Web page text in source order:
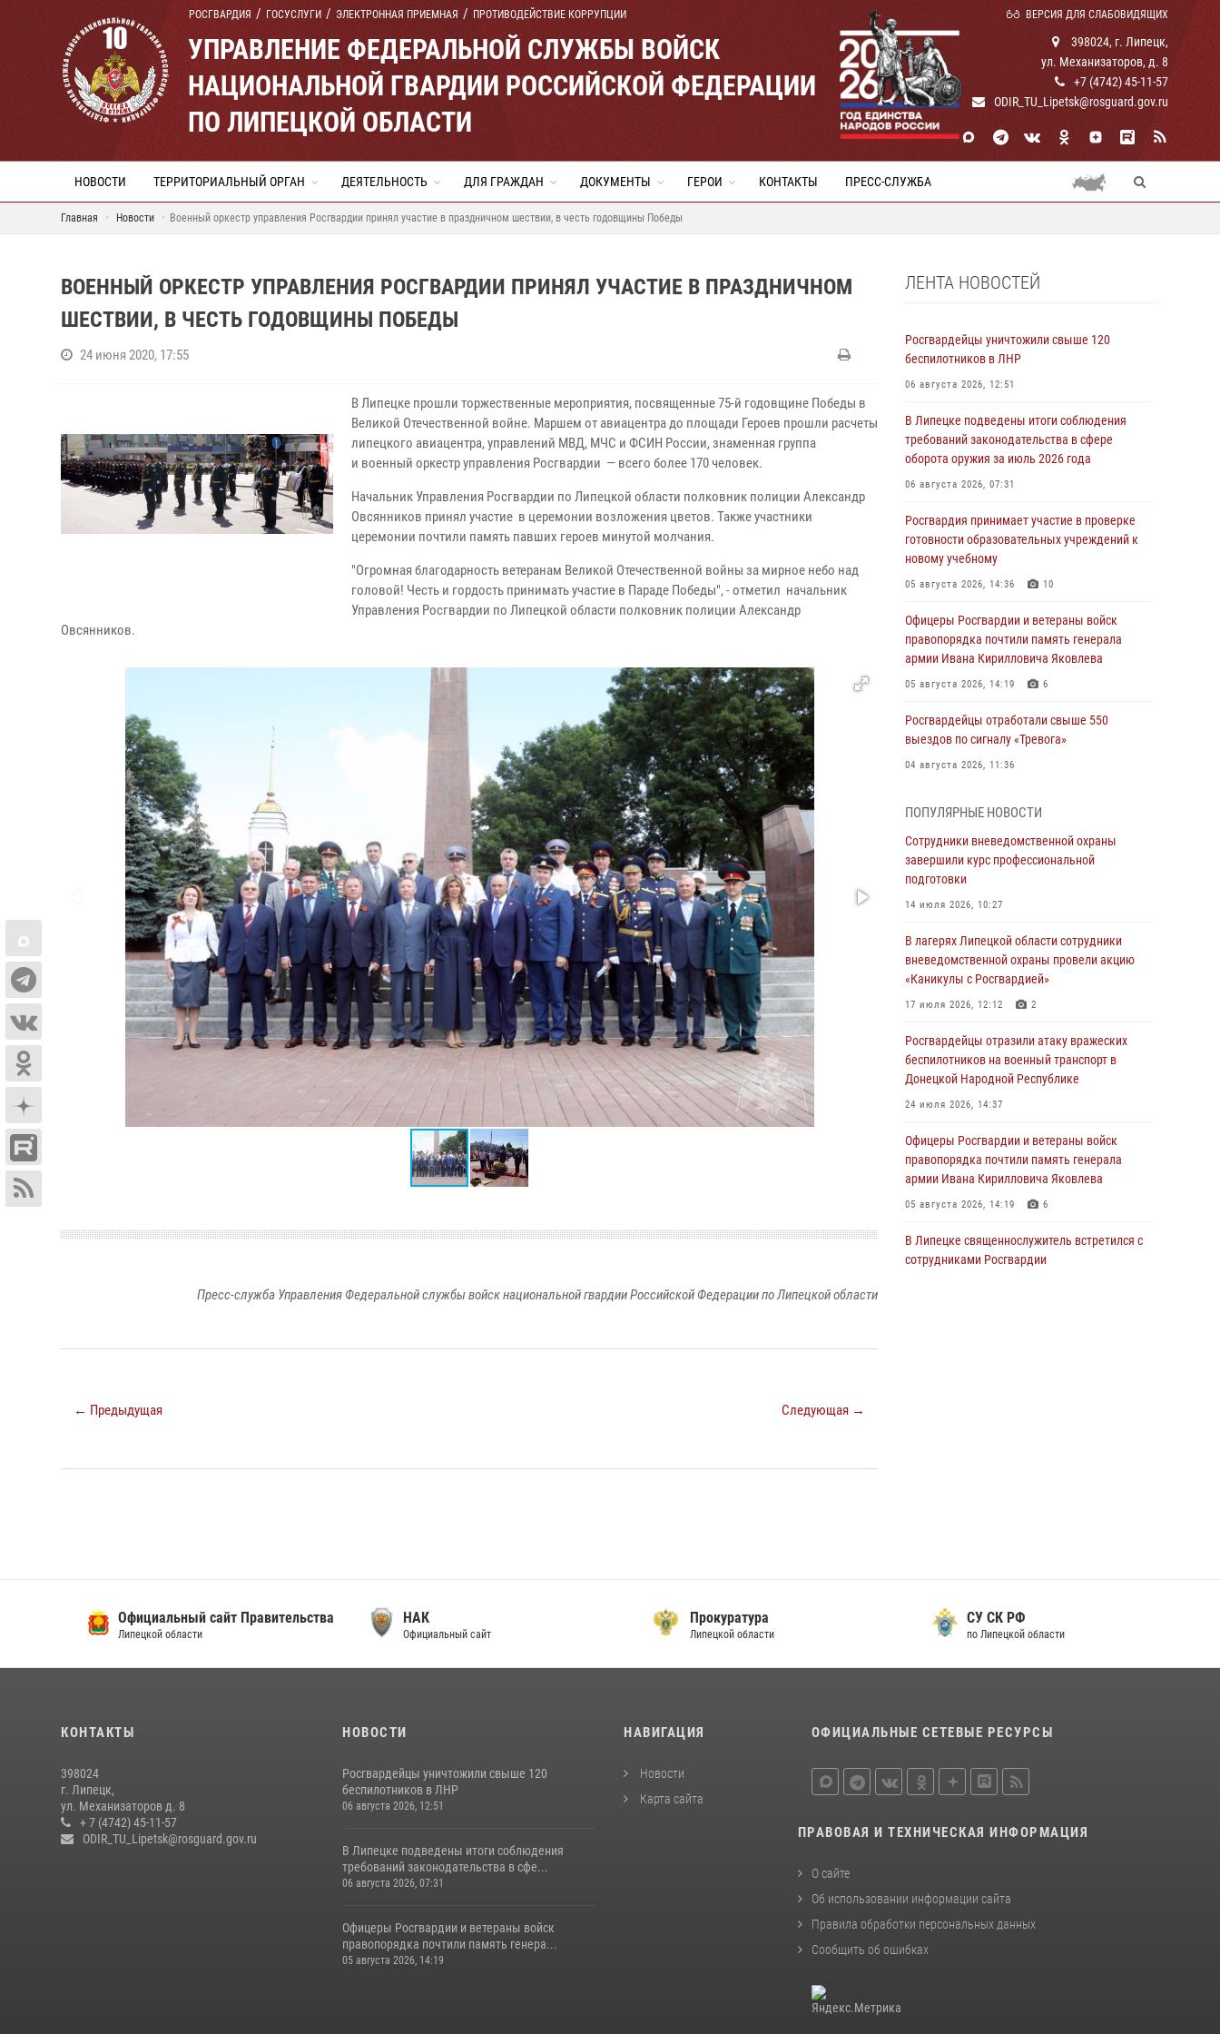
РОСГВАРДИЯ ГОСУСЛУГИ ЭЛЕКТРОННАЯ ПРИЕМНАЯ ПРОТИВОДЕЙСТВИЕ КОРРУПЦИИ ВЕРСИЯ ДЛЯ СЛАБОВИДЯЩИХ
УПРАВЛЕНИЕ ФЕДЕРАЛЬНОЙ СЛУЖБЫ ВОЙСК
НАЦИОНАЛЬНОЙ ГВАРДИИ РОССИЙСКОЙ ФЕДЕРАЦИИ
ПО ЛИПЕЦКОЙ ОБЛАСТИ
398024, г. Липецк,
ул. Механизаторов, д. 8
+7 (4742) 45-11-57
ODIR_TU_Lipetsk@rosguard.gov.ru
НОВОСТИ ТЕРРИТОРИАЛЬНЫЙ ОРГАН ДЕЯТЕЛЬНОСТЬ ДЛЯ ГРАЖДАН ДОКУМЕНТЫ ГЕРОИ КОНТАКТЫ ПРЕСС-СЛУЖБА
Главная Новости Военный оркестр управления Росгвардии принял участие в праздничном шествии, в честь годовщины Победы
ВОЕННЫЙ ОРКЕСТР УПРАВЛЕНИЯ РОСГВАРДИИ ПРИНЯЛ УЧАСТИЕ В ПРАЗДНИЧНОМ
ШЕСТВИИ, В ЧЕСТЬ ГОДОВЩИНЫ ПОБЕДЫ
24 июня 2020, 17:55
В Липецке прошли торжественные мероприятия, посвященные 75-й годовщине Победы в
Великой Отечественной войне. Маршем от авиацентра до площади Героев прошли расчеты
липецкого авиацентра, управлений МВД, МЧС и ФСИН России, знаменная группа
и военный оркестр управления Росгвардии — всего более 170 человек.
Начальник Управления Росгвардии по Липецкой области полковник полиции Александр
Овсянников принял участие в церемонии возложения цветов. Также участники
церемонии почтили память павших героев минутой молчания.
"Огромная благодарность ветеранам Великой Отечественной войны за мирное небо над
головой! Честь и гордость принимать участие в Параде Победы", - отметил начальник
Управления Росгвардии по Липецкой области полковник полиции Александр
Овсянников.
Пресс-служба Управления Федеральной службы войск национальной гвардии Российской Федерации по Липецкой области
← Предыдущая Следующая →
ЛЕНТА НОВОСТЕЙ
Росгвардейцы уничтожили свыше 120
беспилотников в ЛНР
06 августа 2026, 12:51
В Липецке подведены итоги соблюдения
требований законодательства в сфере
оборота оружия за июль 2026 года
06 августа 2026, 07:31
Росгвардия принимает участие в проверке
готовности образовательных учреждений к
новому учебному
05 августа 2026, 14:36 10
Офицеры Росгвардии и ветераны войск
правопорядка почтили память генерала
армии Ивана Кирилловича Яковлева
05 августа 2026, 14:19 6
Росгвардейцы отработали свыше 550
выездов по сигналу «Тревога»
04 августа 2026, 11:36
ударные и разведывательные беспилотники
ВСУ
04 августа 2026, 09:05
Росгвардия обеспечила безопасность
Липецке
03 августа 2026, 13:43 1
Росгвардейцы обеспечили безопасность
03 августа 2026, 13:41 1
Росгвардия противодействует БПЛА ВСУ на
южном направлении (видео)
Росгвардия обеспечила охрану порядка во
время проведения фестивалей в Липецке
03 августа 2026, 13:17 3
ПОПУЛЯРНЫЕ НОВОСТИ
Сотрудники вневедомственной охраны
завершили курс профессиональной
подготовки
14 июля 2026, 10:27
В лагерях Липецкой области сотрудники
вневедомственной охраны провели акцию
«Каникулы с Росгвардией»
17 июля 2026, 12:12 2
Росгвардейцы отразили атаку вражеских
беспилотников на военный транспорт в
Донецкой Народной Республике
24 июля 2026, 14:37
Офицеры Росгвардии и ветераны войск
правопорядка почтили память генерала
армии Ивана Кирилловича Яковлева
05 августа 2026, 14:19 6
В Липецке священнослужитель встретился с
сотрудниками Росгвардии
во время празднования Дня города и Дня
металлурга
20 июля 2026, 12:22 5
Официальный сайт Правительства
Липецкой области
НАК
Официальный сайт
Прокуратура
Липецкой области
СУ СК РФ
по Липецкой области
КОНТАКТЫ
398024
г. Липецк,
ул. Механизаторов д. 8
+ 7 (4742) 45-11-57
ODIR_TU_Lipetsk@rosguard.gov.ru
НОВОСТИ
Росгвардейцы уничтожили свыше 120
беспилотников в ЛНР
06 августа 2026, 12:51
В Липецке подведены итоги соблюдения
требований законодательства в сфе...
06 августа 2026, 07:31
Офицеры Росгвардии и ветераны войск
правопорядка почтили память генера...
05 августа 2026, 14:19
НАВИГАЦИЯ
Новости
Карта сайта
ОФИЦИАЛЬНЫЕ СЕТЕВЫЕ РЕСУРСЫ
ПРАВОВАЯ И ТЕХНИЧЕСКАЯ ИНФОРМАЦИЯ
О сайте
Об использовании информации сайта
Правила обработки персональных данных
Сообщить об ошибках